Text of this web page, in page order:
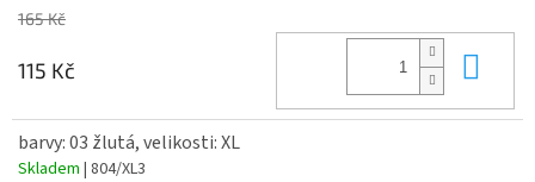
165 Kč
115 Kč
barvy: 03 žlutá, velikosti: XL
Skladem | 804/XL3